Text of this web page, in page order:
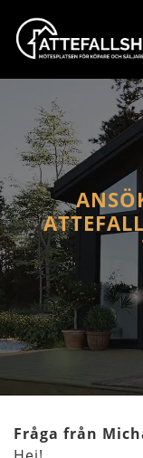
Fråga från